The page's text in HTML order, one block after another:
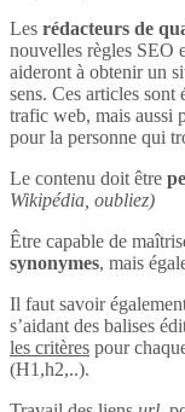
Les rédacteurs de
nouvelles règles SEO
aideront à obtenir un
sens. Ces articles
trafic web, mais aussi
pour la personne qui
Le contenu doit être
Wikipédia, oubliez)
Être capable de
synonymes, mais
Il faut savoir
s’aidant des balises
les critères pour
(H1,h2,..).